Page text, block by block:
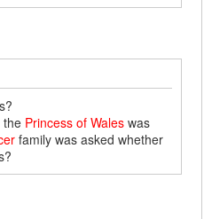
the Princess of Wales was
family was asked whether